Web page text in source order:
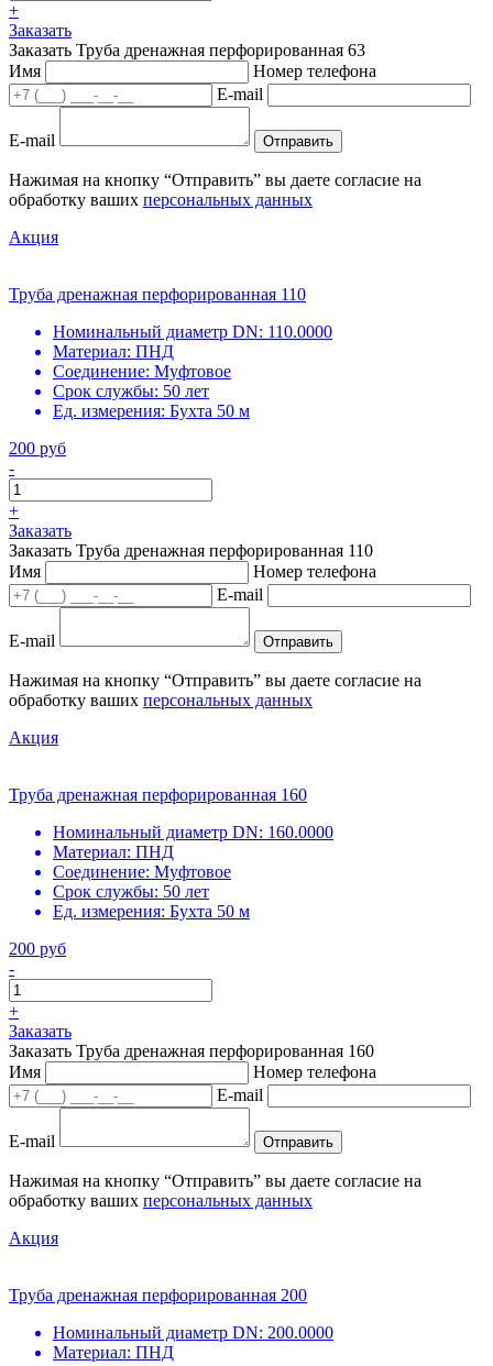
+
Заказать
Заказать Труба дренажная перфорированная 63
Имя
Номер телефона
E-mail
E-mail Отправить
Нажимая на кнопку “Отправить” вы даете согласие на
обработку ваших персональных данных
Акция
Труба дренажная перфорированная 110
Номинальный диаметр DN: 110.0000
Материал: ПНД
Соединение: Муфтовое
Срок службы: 50 лет
Ед. измерения: Бухта 50 м
200 руб
-
+
Заказать
Заказать Труба дренажная перфорированная 110
Имя
Номер телефона
E-mail
E-mail Отправить
Нажимая на кнопку “Отправить” вы даете согласие на
обработку ваших персональных данных
Акция
Труба дренажная перфорированная 160
Номинальный диаметр DN: 160.0000
Материал: ПНД
Соединение: Муфтовое
Срок службы: 50 лет
Ед. измерения: Бухта 50 м
200 руб
-
+
Заказать
Заказать Труба дренажная перфорированная 160
Имя
Номер телефона
E-mail
E-mail Отправить
Нажимая на кнопку “Отправить” вы даете согласие на
обработку ваших персональных данных
Акция
Труба дренажная перфорированная 200
Номинальный диаметр DN: 200.0000
Материал: ПНД